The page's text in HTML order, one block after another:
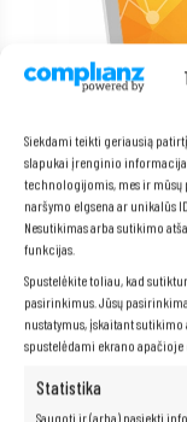
Siekdami teikti geriausią
slapukai įrenginio
technologijomis, mes ir mūsų
naršymo elgsena ar unikalūs
Nesutikimas arba sutikimo
funkcijas.
Spustelėkite toliau, kad
pasirinkimus. Jūsų
nustatymus, įskaitant
spustelėdami ekrano
Statistika
Saugoti ir (arba) pasiekti
„Intel HD Graphics
„Intel HD“
vaizdo redagavimui ir
kurie vertina aukštos